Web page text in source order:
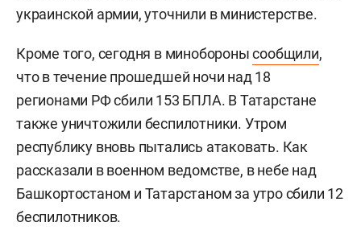
украинской армии, уточнили в министерстве.
Кроме того, сегодня в миноборонысообщили,
что в течение прошедшей ночи над 18
регионами РФ сбили 153 БПЛА. В Татарстане
также уничтожили беспилотники. Утром
республику вновь пытались атаковать. Как
рассказали в военном ведомстве, в небе над
Башкортостаном и Татарстаном за утро сбили 12
беспилотников.